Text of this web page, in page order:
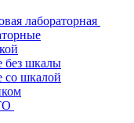
лабораторная
без шкалы
со шкалой